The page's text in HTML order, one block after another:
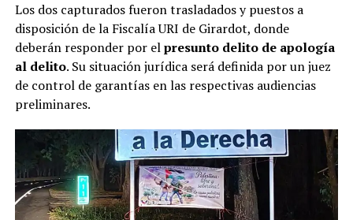
Los dos capturados fueron trasladados y puestos a
disposición de la Fiscalía URI de Girardot, donde
deberán responder por elpresunto delito de apología
al delito. Su situación jurídica será definida por un juez
de control de garantías en las respectivas audiencias
preliminares.